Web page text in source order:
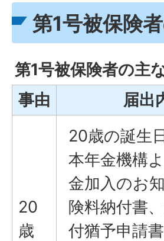
第1号被保険
第1号被保険者の主
事由
届出
20
歳
20歳の誕生
本年金機構
金加入のお
険料納付書
付猶予申請